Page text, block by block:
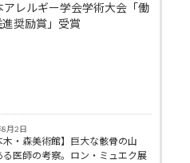
アレルギー学会学術大会「働
奨励賞」受賞
月2日
木・森美術館】巨大な骸骨の山
る医師の考察。ロン・ミュエク展